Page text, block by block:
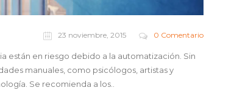
23 noviembre, 2015 0 Comentario
están en riesgo debido a la automatización. Sin
manuales, como psicólogos, artistas y
Se recomienda a los..